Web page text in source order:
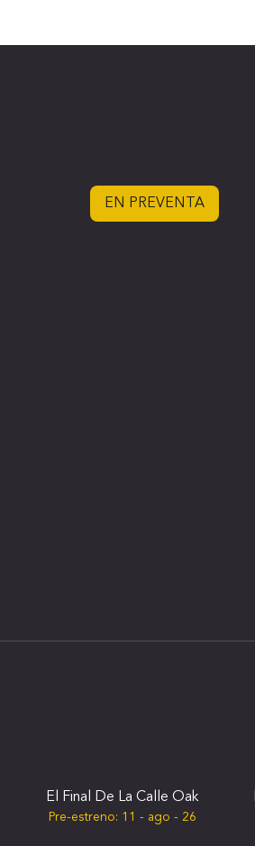
EN PREVENTA
El Final De La Calle Oak
Pre-estreno: 11 - ago - 26